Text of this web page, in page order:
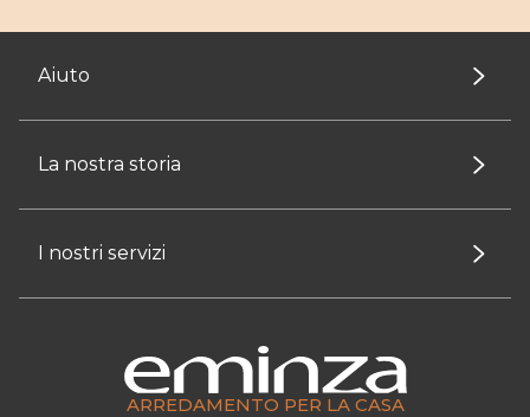
Aiuto
La nostra storia
I nostri servizi
ARREDAMENTO PER LA CASA